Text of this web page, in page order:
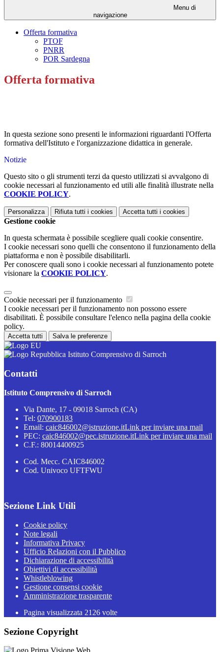
Menu di
navigazione
Offerta formativa
PTOF
PNRR
POR Sardegna
Offerta formativa
In questa sezione sono presenti le informazioni riguardanti l'Offerta
formativa dell'Istituto e l'organizzazione didattica in generale.
Notizie
Questo sito o gli strumenti terzi da questo utilizzati si avvalgono di
cookie necessari al funzionamento ed utili alle finalità illustrate nella
COOKIE POLICY.
Personalizza Rifiuta tutti i cookies Accetta tutti i cookies
Gestione cookie
In questa schermata è possibile scegliere quali cookie consentire.
I cookie necessari sono quelli che consentono il funzionamento della
piattaforma e non è possibile disabilitarli.
Per conoscere quali sono i cookie necessari al funzionamento potete
visionare la COOKIE POLICY.
Cookie necessari per il funzionamento
I cookie necessari per il funzionamento non possono essere
disabilitati. È possibile consultare l'elenco nella pagina della cookie
policy.
Accetta tutti Salva le preferenze
Istituto Comprensivo di Sarroch
Contatti
Istituto Comprensivo di Sarroch
Via Dante, 17 - 09018 Sarroch (CA)
Tel: 070900183
Email: caic846002@istruzione.itLink per inviare una mail
PEC: caic846002@pec.istruzione.itLink per inviare una mail
C.F.: 80014400925
Cod. Mecc. CAIC846002
Cod. Univoco UFTFWU
Sezione Link Utili
Cookie policy
Note legali
Informativa Privacy
Ufficio Relazioni con il Pubblico
Dichiarazione di accessibilità
Obiettivi di accessibilità
Whistleblowing
Gestione consensi cookie
Amministrazione trasparente
Pagina visualizzata 2126 volte
Sezione Copyright